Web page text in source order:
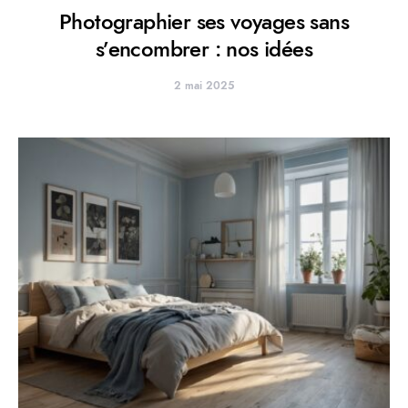
Photographier ses voyages sans
s’encombrer : nos idées
2 mai 2025